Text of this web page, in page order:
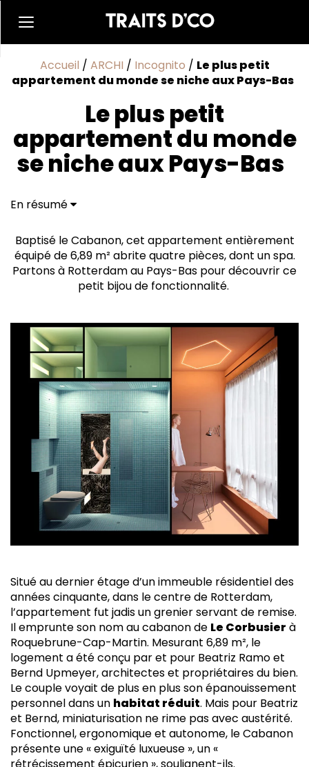
Accueil / ARCHI / Incognito / Le plus petit
appartement du monde se niche aux Pays-Bas
Le plus petit
appartement du monde
se niche aux Pays-Bas
En résumé
Bye bye le consumérisme
Baptisé le Cabanon, cet appartement entièrement
équipé de 6,89 m² abrite quatre pièces, dont un spa.
Partons à Rotterdam au Pays-Bas pour découvrir ce
petit bijou de fonctionnalité.
Situé au dernier étage d’un immeuble résidentiel des
années cinquante, dans le centre de Rotterdam,
l’appartement fut jadis un grenier servant de remise.
Il emprunte son nom au cabanon de Le Corbusier à
Roquebrune-Cap-Martin. Mesurant 6,89 m², le
logement a été conçu par et pour Beatriz Ramo et
Bernd Upmeyer, architectes et propriétaires du bien.
Le couple voyait de plus en plus son épanouissement
personnel dans un habitat réduit. Mais pour Beatriz
et Bernd, miniaturisation ne rime pas avec austérité.
Fonctionnel, ergonomique et autonome, le Cabanon
présente une « exiguïté luxueuse », un «